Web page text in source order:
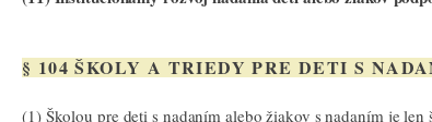
§ 104 ŠKOLY A TRIEDY PRE DETI S
(1) Školou pre deti s nadaním alebo žiakov s nadaním je